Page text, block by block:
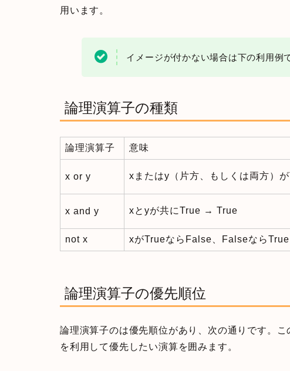
用います。
イメージが付かない場合は下の利用例
論理演算子の種類
論理演算子 意味
x or y xまたはy（片方、もしくは両方）
x and y xとyが共にTrue → True
not x xがTrueならFalse、FalseならTrue
論理演算子の優先順位
論理演算子のは優先順位があり、次の通りです。
を利用して優先したい演算を囲みます。